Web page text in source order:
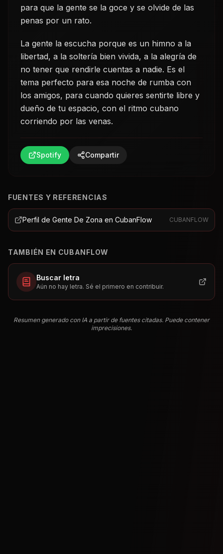
para que la gente se la goce y se olvide de las
penas por un rato.
La gente la escucha porque es un himno a la
libertad, a la soltería bien vivida, a la alegría de
no tener que rendirle cuentas a nadie. Es el
tema perfecto para esa noche de rumba con
los amigos, para cuando quieres sentirte libre y
dueño de tu espacio, con el ritmo cubano
corriendo por las venas.
Spotify Compartir
FUENTES Y REFERENCIAS
Perfil de Gente De Zona en CubanFlow CUBANFLOW
TAMBIÉN EN CUBANFLOW
Buscar letra
Aún no hay letra. Sé el primero en contribuir.
Resumen generado con IA a partir de fuentes citadas. Puede contener
imprecisiones.